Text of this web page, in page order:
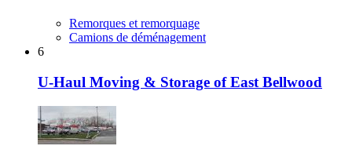
Remorques et remorquage
Camions de déménagement
6
U-Haul Moving & Storage of East Bellwood